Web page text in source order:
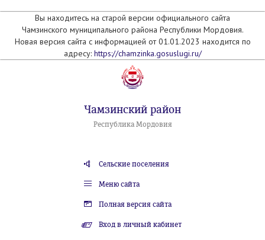
Вы находитесь на старой версии официального сайта
Чамзинского муниципального района Республики Мордовия.
Новая версия сайта с информацией от 01.01.2023 находится по
адресу: https://chamzinka.gosuslugi.ru/
Чамзинский район
Республика Мордовия
Сельские поселения
Меню сайта
Полная версия сайта
Вход в личный кабинет